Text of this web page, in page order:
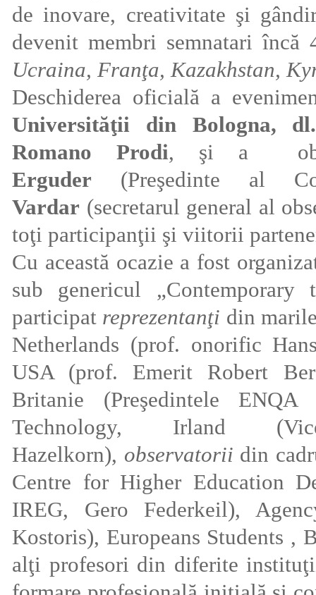
de inovare, creativitate şi
devenit membri semnatari
Ucraina, Franţa, Kazakhstan,
Deschiderea oficială a
Universităţii din Bologna,
Romano Prodi, şi a
Erguder (Preşedinte al
Vardar (secretarul general al
toţi participanţii şi viitorii
Cu această ocazie a fost
sub genericul
participat reprezentanţi din
Netherlands (prof. onorific
USA (prof. Emerit Robert
Britanie (Preşedintele
Technology, Irland
Hazelkorn), observatorii din
Centre for Higher Education
IREG, Gero Federkeil),
Kostoris), Europeans Students ,
alţi profesori din diferite